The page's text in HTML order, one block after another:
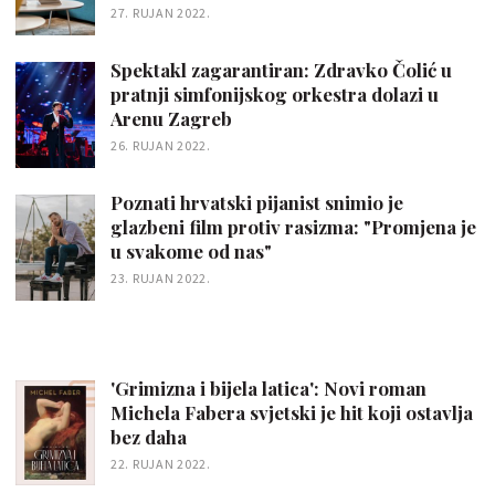
27. RUJAN 2022.
Spektakl zagarantiran: Zdravko Čolić u
pratnji simfonijskog orkestra dolazi u
Arenu Zagreb
26. RUJAN 2022.
Poznati hrvatski pijanist snimio je
glazbeni film protiv rasizma: "Promjena je
u svakome od nas"
23. RUJAN 2022.
'Grimizna i bijela latica': Novi roman
Michela Fabera svjetski je hit koji ostavlja
bez daha
22. RUJAN 2022.